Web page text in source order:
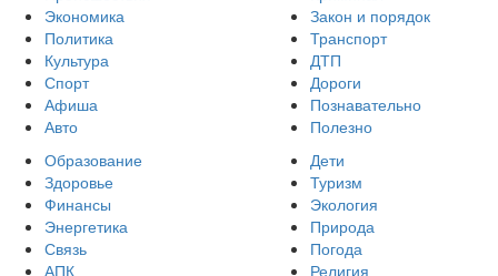
Экономика
Политика
Культура
Спорт
Афиша
Авто
Закон и порядок
Транспорт
ДТП
Дороги
Познавательно
Полезно
Образование
Здоровье
Финансы
Энергетика
Связь
АПК
Дети
Туризм
Экология
Природа
Погода
Религия